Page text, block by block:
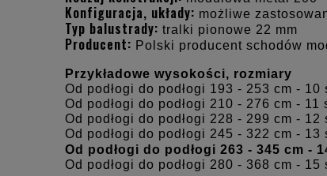
Konfiguracja, układy: możliwe
Typ balustrady: tralki pionowe 22 mm
Producent: Polski producent schodów
Przykładowe wysokości, rozmiary
Od podłogi do podłogi 193 - 253 cm -
Od podłogi do podłogi 210 - 276 cm -
Od podłogi do podłogi 228 - 299 cm -
Od podłogi do podłogi 245 - 322 cm -
Od podłogi do podłogi 263 - 345 cm -
Od podłogi do podłogi 280 - 368 cm -